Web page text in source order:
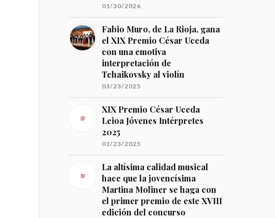
01/30/2026
Fabio Muro, de La Rioja, gana
el XIX Premio César Uceda
con una emotiva
interpretación de
Tchaikovsky al violín
03/23/2025
XIX Premio César Uceda
Leioa Jóvenes Intérpretes
2025
01/23/2025
La altísima calidad musical
hace que la jovencísima
Martina Moliner se haga con
el primer premio de este XVIII
edición del concurso